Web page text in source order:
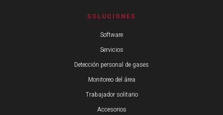
SOLUCIONES
Software
Servicios
Detección personal de gases
Monitoreo del área
Trabajador solitario
Accesorios